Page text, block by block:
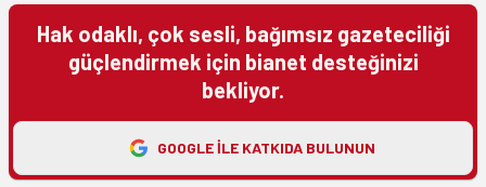
Hak odaklı, çok sesli, bağımsız gazeteciliği
güçlendirmek için bianet desteğinizi
bekliyor.
GOOGLE ILE KATKIDA BULUNUN